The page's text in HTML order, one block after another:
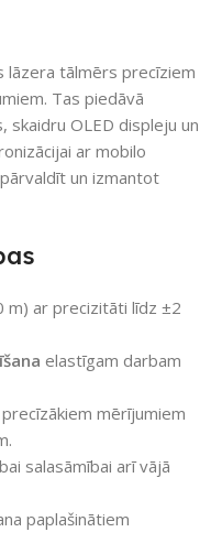
lāzera tālmērs precīziem
Tas piedāvā
skaidru OLED displeju un
ar mobilo
un izmantot
m) ar precizitāti līdz ±2
elastīgam darbam
precīzākiem mērījumiem
salasāmībai arī vājā
paplašinātiem